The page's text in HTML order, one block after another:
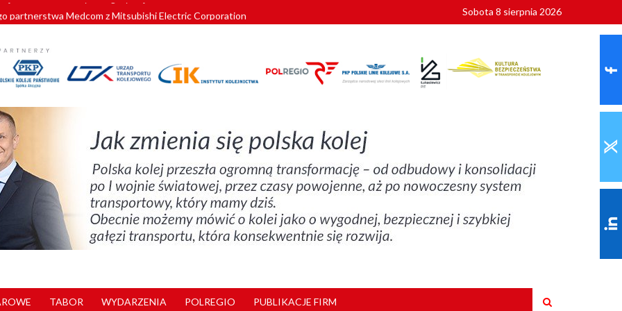
partnerstwa Medcom z Mitsubishi Electric Corporation
znów szuka dostawcy nowych EZT
kolejowych w północnej Wielkopolsce. Łatwiejsze dojazdy do pracy i szkoły
nowe standardy kategoryzacji dworców
Sobota 8 sierpnia 2026
TABOR WYDARZENIA POLREGIO PUBLIKACJE FIRM